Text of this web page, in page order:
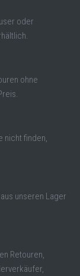
oder
ohne
nicht finden,
unseren Lager
Retouren,